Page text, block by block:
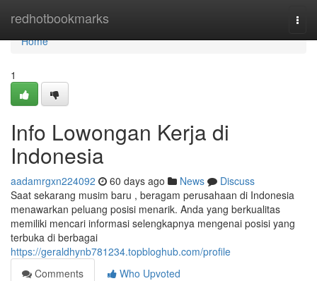
redhotbookmarks
Home
Home
1
Info Lowongan Kerja di
Indonesia
aadamrgxn224092 60 days ago News
Discuss
Saat sekarang musim baru , beragam perusahaan di Indonesia
menawarkan peluang posisi menarik. Anda yang berkualitas
memiliki mencari informasi selengkapnya mengenai posisi yang
terbuka di berbagai
https://geraldhynb781234.topbloghub.com/profile
Comments
Who Upvoted